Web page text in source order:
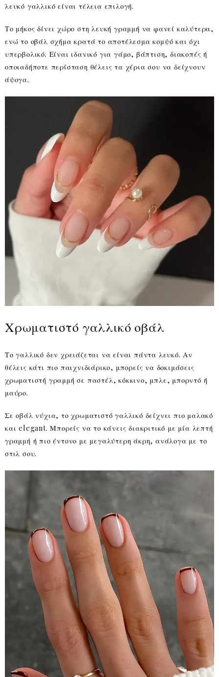
λευκό γαλλικό είναι τέλεια επιλογή.
Το μήκος δίνει χώρο στη λευκή γραμμή να φανεί καλύτερα,
ενώ το οβάλ σχήμα κρατά το αποτέλεσμα κομψό και όχι
υπερβολικό. Είναι ιδανικό για γάμο, βάπτιση, διακοπές ή
οποιαδήποτε περίσταση θέλεις τα χέρια σου να δείχνουν
άψογα.
Χρωματιστό γαλλικό οβάλ
Το γαλλικό δεν χρειάζεται να είναι πάντα λευκό. Αν
θέλεις κάτι πιο παιχνιδιάρικο, μπορείς να δοκιμάσεις
χρωματιστή γραμμή σε παστέλ, κόκκινο, μπλε, μπορντό ή
μαύρο.
Σε οβάλ νύχια, το χρωματιστό γαλλικό δείχνει πιο μαλακό
και elegant. Μπορείς να το κάνεις διακριτικό με μία λεπτή
γραμμή ή πιο έντονο με μεγαλύτερη άκρη, ανάλογα με το
στιλ σου.